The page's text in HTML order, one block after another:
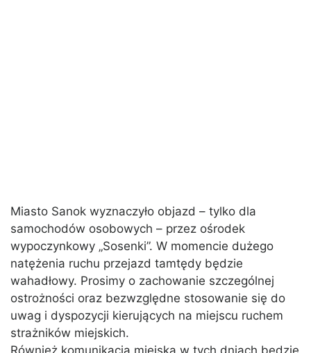
Miasto Sanok wyznaczyło objazd – tylko dla
samochodów osobowych – przez ośrodek
wypoczynkowy „Sosenki”. W momencie dużego
natężenia ruchu przejazd tamtędy będzie
wahadłowy. Prosimy o zachowanie szczególnej
ostrożności oraz bezwzględne stosowanie się do
uwag i dyspozycji kierujących na miejscu ruchem
strażników miejskich.